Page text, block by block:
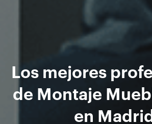
Los mejores
de Montaje
en